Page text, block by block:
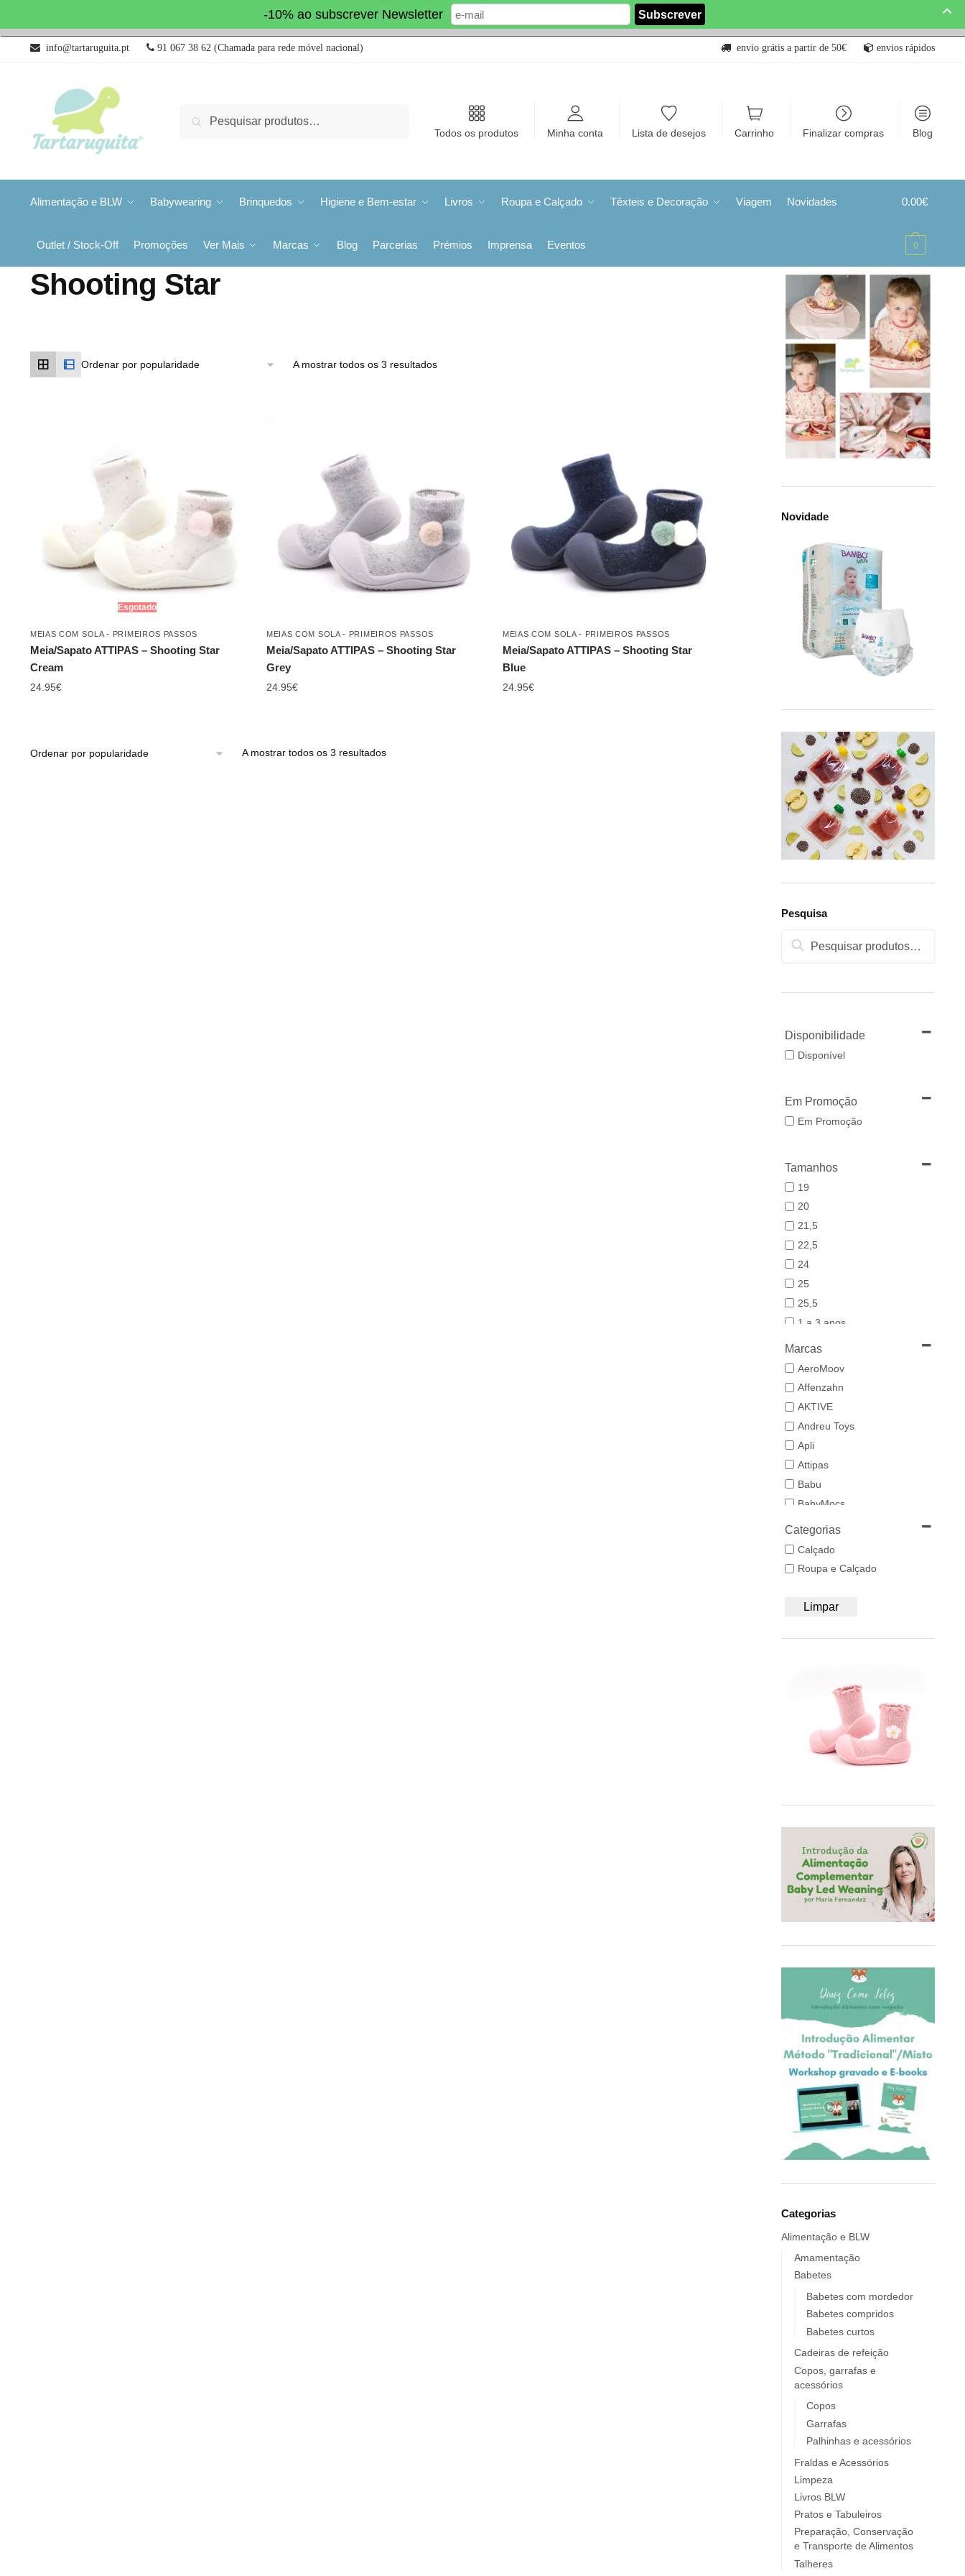
-10% ao subscrever Newsletter
info@tartaruguita.pt 91 067 38 62 (Chamada para rede móvel nacional) envio grátis a partir de 50€ envios rápidos
Pesquisa
Todos os produtos Minha conta Lista de desejos Carrinho Finalizar compras Blog
Alimentação e BLW Babywearing Brinquedos Higiene e Bem-estar Livros Roupa e Calçado Têxteis e Decoração Viagem Novidades
Outlet / Stock-Off Promoções Ver Mais Marcas Blog Parcerias Prémios Imprensa Eventos
0.00€
0
Shooting Star
A mostrar todos os 3 resultados
Esgotado
MEIAS COM SOLA - PRIMEIROS PASSOS
Meia/Sapato ATTIPAS – Shooting Star
Cream
24.95€
MEIAS COM SOLA - PRIMEIROS PASSOS
Meia/Sapato ATTIPAS – Shooting Star
Grey
24.95€
MEIAS COM SOLA - PRIMEIROS PASSOS
Meia/Sapato ATTIPAS – Shooting Star
Blue
24.95€
A mostrar todos os 3 resultados
Novidade
Pesquisa
Pesquisa
Disponibilidade
Disponível
Em Promoção
Em Promoção
Tamanhos
19
20
21,5
22,5
24
25
25,5
1 a 3 anos
29/30
3 a 6 anos
31
50/56
Marcas
AeroMoov
Affenzahn
AKTIVE
Andreu Toys
Apli
Attipas
Babu
BabyMocs
Babywoods
BAZAR BIZAR
Bblüv
BiOBUDDi
Bobbi Ravioli
Bodywear Beeren
BOHOPANNA
Carl Oscar®
Cayro
Chilly's
COQ6GRUE
Cra-Z-Art
Crealign
Cubbies
Delphin
Delta Children
DoddleBags
Doidy Cup®
EBULOBO
ECO Brotbox
eco rascals
Eigenart
El Saquitos de la Salud
Elobra KIDS
Endro
Europrice
Everyday Baby
ezpz
Fidella
FIIL
FRESK
FÜRNIS
Gloop
Goula
Grabease
grums
Haakaa
HappyBear Diapers
Categorias
Calçado
Roupa e Calçado
Limpar
Categorias
Alimentação e BLW
Amamentação
Babetes
Babetes com mordedor
Babetes compridos
Babetes curtos
Cadeiras de refeição
Copos, garrafas e
acessórios
Copos
Garrafas
Palhinhas e acessórios
Fraldas e Acessórios
Limpeza
Livros BLW
Pratos e Tabuleiros
Preparação, Conservação
e Transporte de Alimentos
Talheres